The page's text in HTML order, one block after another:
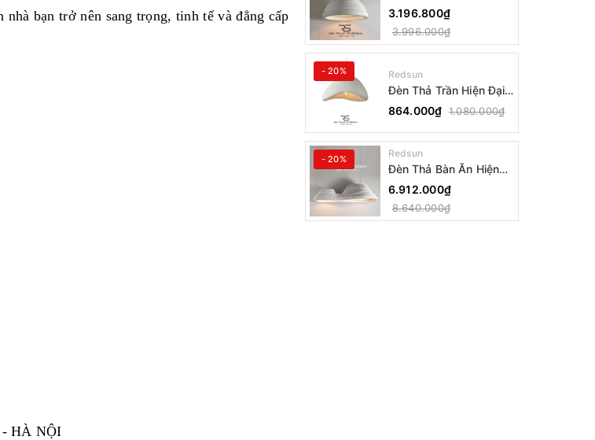
bạn trở nên sang trọng, tinh tế và đẳng cấp
HÀ NỘI
Đại Bậc Thang Đơn
Phong Cách Nhật Bản
Wabi-sabi DC-T078B
3.196.800₫
3.996.000₫
- 20% Redsun
Đèn Thả Trần Hiện Đại
Phong Cách Nhật Bản
Wabi-sabi CDT-T036
Dáng A
864.000₫ 1.080.000₫
- 20% Redsun
Đèn Thả Bàn Ăn Hiện
Đại Bậc Thang Đôi
Phong Cách Nhật Bản
Wabi-sabi DC-T078A
6.912.000₫
8.640.000₫